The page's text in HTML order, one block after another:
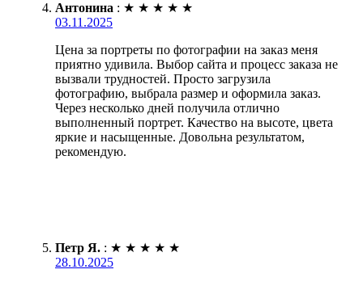
Антонина : ★ ★ ★ ★ ★
03.11.2025
Цена за портреты по фотографии на заказ меня
приятно удивила. Выбор сайта и процесс заказа не
вызвали трудностей. Просто загрузила
фотографию, выбрала размер и оформила заказ.
Через несколько дней получила отлично
выполненный портрет. Качество на высоте, цвета
яркие и насыщенные. Довольна результатом,
рекомендую.
Петр Я. : ★ ★ ★ ★ ★
28.10.2025